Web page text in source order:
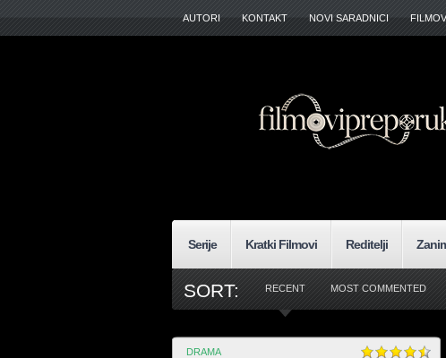
AUTORI KONTAKT NOVI SARADNICI
Serije Kratki Filmovi Reditelji
SORT: RECENT MOST COMMENTED
DRAMA